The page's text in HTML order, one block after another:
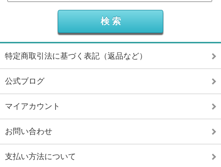
特定商取引法に基づく表記（返品など）
公式ブログ
マイアカウント
お問い合わせ
支払い方法について